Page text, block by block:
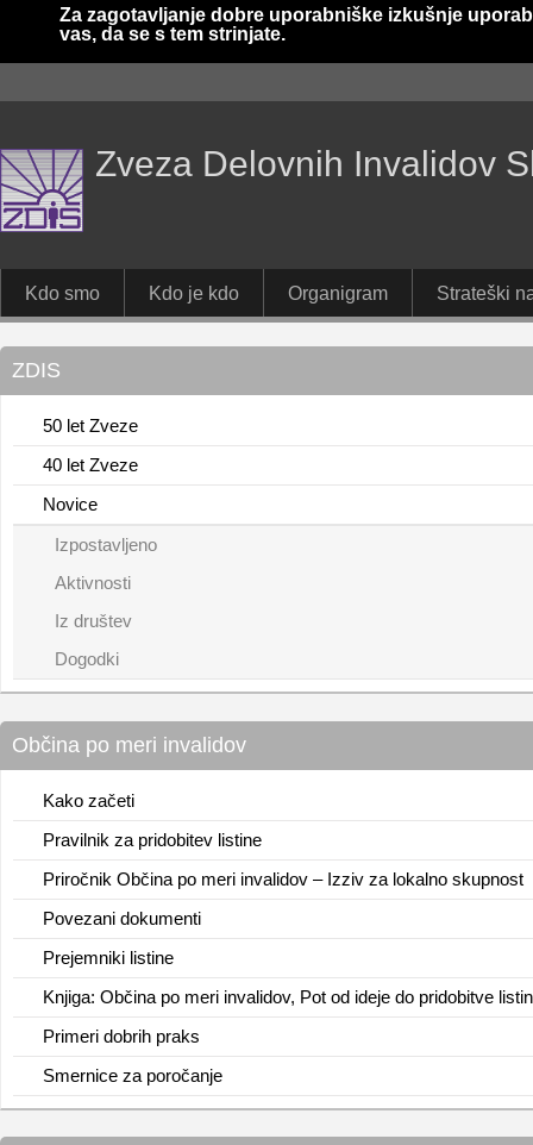
Za zagotavljanje dobre uporabniške izkušnje
vas, da se s tem strinjate.
Zveza Delovnih Invalidov
Kdo smo Kdo je kdo Organigram Strateški
ZDIS
50 let Zveze
40 let Zveze
Novice
Izpostavljeno
Aktivnosti
Iz društev
Dogodki
Občina po meri invalidov
Kako začeti
Pravilnik za pridobitev listine
Priročnik Občina po meri invalidov – Izziv za lokalno skupnost
Povezani dokumenti
Prejemniki listine
Knjiga: Občina po meri invalidov, Pot od ideje do pridobitve
Primeri dobrih praks
Smernice za poročanje